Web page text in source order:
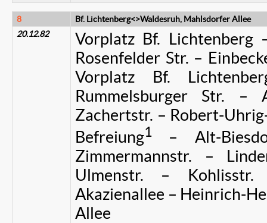
8
Bf. Lichtenberg<>Waldesruh, Mahlsdorfer Allee
20.12.82
Vorplatz Bf.
Rosenfelder Str. –
Vorplatz Bf.
Rummelsburger Str. –
Zachertstr. – Robert-
Befreiung1 – Alt-
Zimmermannstr. –
Ulmenstr. –
Akazienallee – Heinrich-
Allee